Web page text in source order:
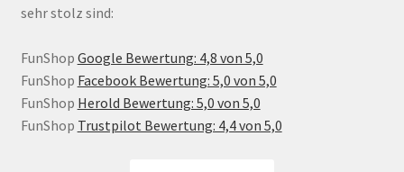
sehr stolz sind:
FunShop Google Bewertung: 4,8 von 5,0
FunShop Facebook Bewertung: 5,0 von 5,0
FunShop Herold Bewertung: 5,0 von 5,0
FunShop Trustpilot Bewertung: 4,4 von 5,0